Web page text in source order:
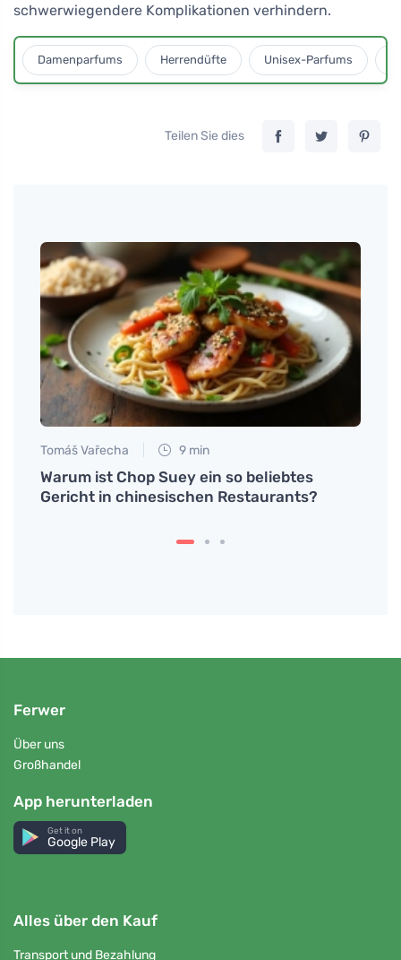
schwerwiegendere Komplikationen verhindern.
Damenparfums Herrendüfte Unisex-Parfums
Teilen Sie dies
Tomáš Vařecha 9 min
Warum ist Chop Suey ein so beliebtes
Gericht in chinesischen Restaurants?
Ferwer
Über uns
Großhandel
App herunterladen
Get it on
Google Play
Alles über den Kauf
Transport und Bezahlung